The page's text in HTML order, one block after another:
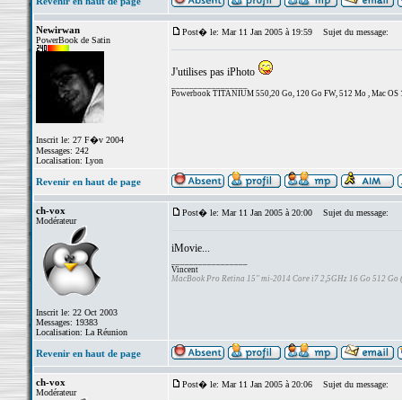
Newirwan
PowerBook de Satin
Inscrit le: 27 F�v 2004
Messages: 242
Localisation: Lyon
Post� le: Mar 11 Jan 2005 à 19:59 Sujet du message:
J'utilises pas iPhoto
Powerbook TITANIUM 550,20 Go, 120 Go FW, 512 Mo , Mac
Revenir en haut de page
ch-vox
Modérateur
Inscrit le: 22 Oct 2003
Messages: 19383
Localisation: La Réunion
Post� le: Mar 11 Jan 2005 à 20:00 Sujet du message:
iMovie...
Vincent
MacBook Pro Retina 15" mi-2014 Core i7 2,5GHz 16 Go 512 Go
Revenir en haut de page
ch-vox
Modérateur
Post� le: Mar 11 Jan 2005 à 20:06 Sujet du message: